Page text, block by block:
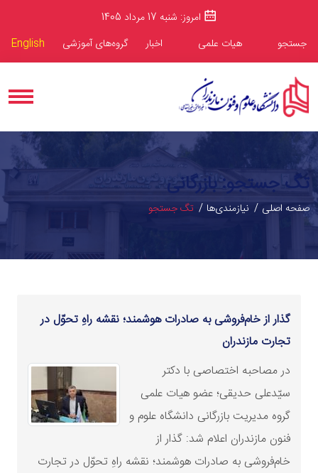
امروز: شنبه 17 مرداد 1405
جستجو
هیات علمی اخبار گروه‌های آموزشی English
تگ جستجو: بازرگانی
صفحه اصلی نیازمندی‌ها تگ جستجو
گذار از خام‌فروشی به صادرات هوشمند؛ نقشه راهِ تحوّل در
تجارت مازندران
در مصاحبه اختصاصی با دکتر
سیّدعلی حدیقی؛ عضو هیات علمی
گروه مدیریت بازرگانی دانشگاه علوم و
فنون مازندران اعلام شد: گذار از
خام‌فروشی به صادرات هوشمند؛ نقشه راهِ تحوّل در تجارت